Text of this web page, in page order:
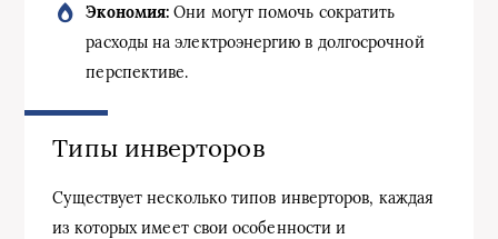
Экономия: Они могут помочь сократить
расходы на электроэнергию в долгосрочной
перспективе.
Типы инверторов
Существует несколько типов инверторов, каждая
из которых имеет свои особенности и